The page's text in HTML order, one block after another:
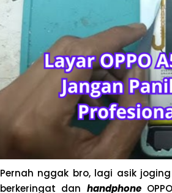
Pernah nggak bro, lagi asik
berkeringat dan handphone